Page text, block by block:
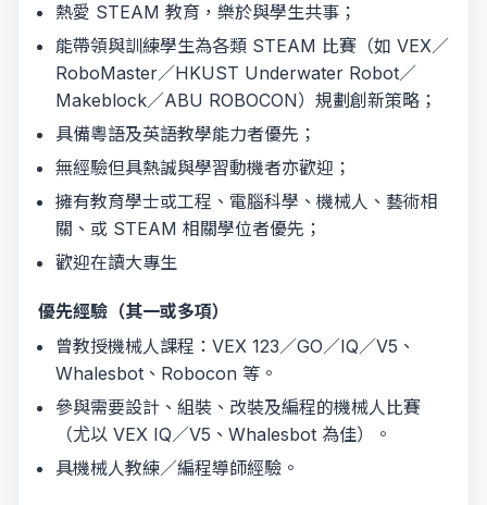
熱愛 STEAM 教育，樂於與學生共事；
能帶領與訓練學生為各類 STEAM 比賽（如 VEX／
RoboMaster／HKUST Underwater Robot／
Makeblock／ABU ROBOCON）規劃創新策略；
具備粵語及英語教學能力者優先；
無經驗但具熱誠與學習動機者亦歡迎；
擁有教育學士或工程、電腦科學、機械人、藝術相
關、或 STEAM 相關學位者優先；
歡迎在讀大專生
優先經驗（其一或多項）
曾教授機械人課程：VEX 123／GO／IQ／V5、
Whalesbot、Robocon 等。
參與需要設計、組裝、改裝及編程的機械人比賽
（尤以 VEX IQ／V5、Whalesbot 為佳）。
具機械人教練／編程導師經驗。